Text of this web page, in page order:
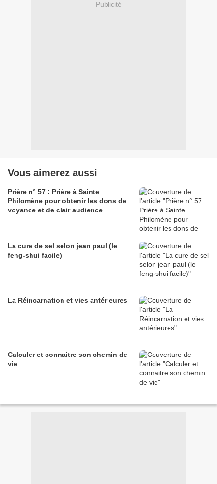
Publicité
Vous aimerez aussi
Prière n° 57 : Prière à Sainte
Philomène pour obtenir les dons de
voyance et de clair audience
La cure de sel selon jean paul (le
feng-shui facile)
La Réincarnation et vies antérieures
Calculer et connaitre son chemin de
vie